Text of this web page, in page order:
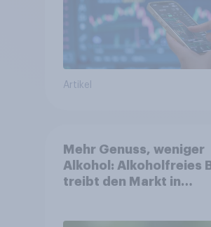
Artikel
Mehr Genuss, weniger
Alkohol: Alkoholfreies
treibt den Markt in